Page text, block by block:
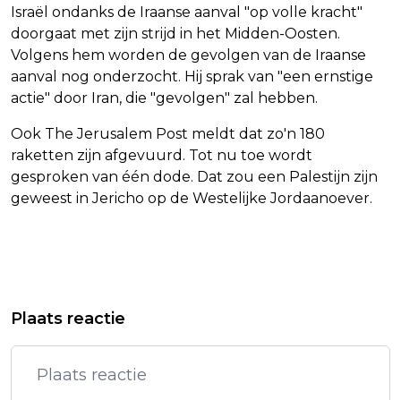
Israël ondanks de Iraanse aanval "op volle kracht"
doorgaat met zijn strijd in het Midden-Oosten.
Volgens hem worden de gevolgen van de Iraanse
aanval nog onderzocht. Hij sprak van "een ernstige
actie" door Iran, die "gevolgen" zal hebben.
Ook The Jerusalem Post meldt dat zo'n 180
raketten zijn afgevuurd. Tot nu toe wordt
gesproken van één dode. Dat zou een Palestijn zijn
geweest in Jericho op de Westelijke Jordaanoever.
WORDEN VULT MIJN HART MET
EU VEROORDEELT AANVAL IRAN:
GEWELDSSPIRAAL LOOPT UIT DE
HAND
Plaats reactie